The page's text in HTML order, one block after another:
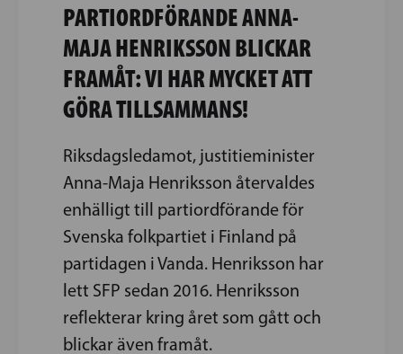
PARTIORDFÖRANDE ANNA-
MAJA HENRIKSSON BLICKAR
FRAMÅT: VI HAR MYCKET ATT
GÖRA TILLSAMMANS!
Riksdagsledamot, justitieminister
Anna-Maja Henriksson återvaldes
enhälligt till partiordförande för
Svenska folkpartiet i Finland på
partidagen i Vanda. Henriksson har
lett SFP sedan 2016. Henriksson
reflekterar kring året som gått och
blickar även framåt.